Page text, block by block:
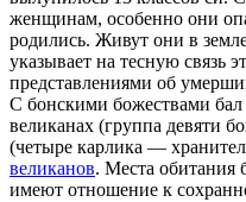
женщинам, особенно они
родились. Живут они в
указывает на тесную связь
представлениями об
С бонскими божествами бал
великанах (группа девяти
(четыре карлика —
великанов. Места обитания
имеют отношение к